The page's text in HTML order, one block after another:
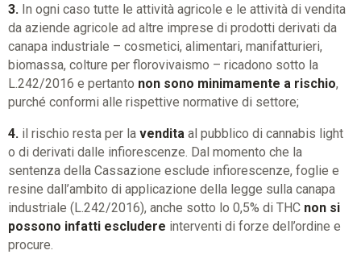
3. In ogni caso tutte le attività agricole e le attività di vendita
da aziende agricole ad altre imprese di prodotti derivati da
canapa industriale – cosmetici, alimentari, manifatturieri,
biomassa, colture per florovivaismo – ricadono sotto la
L.242/2016 e pertanto non sono minimamente a rischio,
purché conformi alle rispettive normative di settore;
4. il rischio resta per la vendita al pubblico di cannabis light
o di derivati dalle infiorescenze. Dal momento che la
sentenza della Cassazione esclude infiorescenze, foglie e
resine dall’ambito di applicazione della legge sulla canapa
industriale (L.242/2016), anche sotto lo 0,5% di THC non si
possono infatti escludere interventi di forze dell’ordine e
procure.